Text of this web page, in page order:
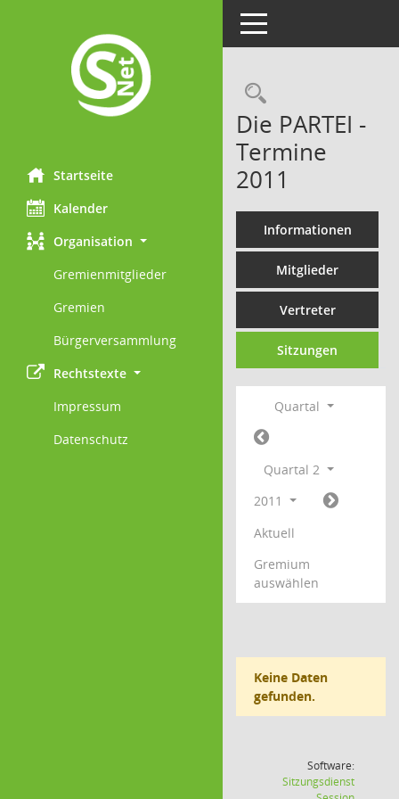
Startseite
Kalender
Organisation
Gremienmitglieder
Gremien
Bürgerversammlung
Rechtstexte
Impressum
Datenschutz
Toggle navigation
Die PARTEI -
Termine
2011
Informationen
Mitglieder
Vertreter
Sitzungen
Quartal
Quartal 2
2011
Aktuell
Gremium
auswählen
Keine Daten
gefunden.
Software:
Sitzungsdienst